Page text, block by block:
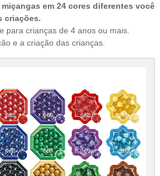
miçangas em 24 cores diferentes você
criações.
para crianças de 4 anos ou mais.
e a criação das crianças.